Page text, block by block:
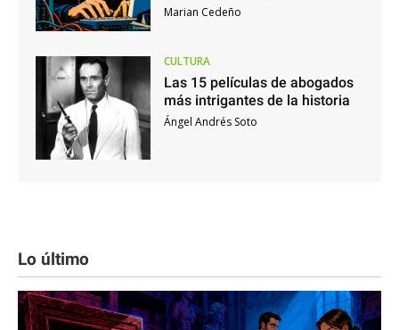
Marian Cedeño
CULTURA
Las 15 películas de abogados
más intrigantes de la historia
Ángel Andrés Soto
Lo último